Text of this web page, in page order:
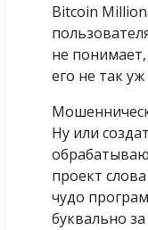
Bitcoin
не
его не так
Ну или
проект
чудо
буквально